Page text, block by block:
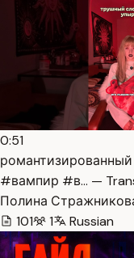
0:51
#вампир #в… —
Полина
101
1 Russian